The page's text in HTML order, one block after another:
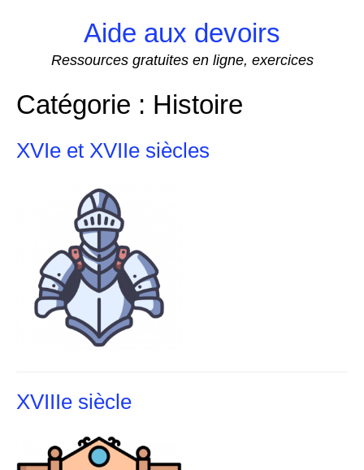
Aide aux devoirs
Ressources gratuites en ligne, exercices
Catégorie : Histoire
XVIe et XVIIe siècles
XVIIIe siècle